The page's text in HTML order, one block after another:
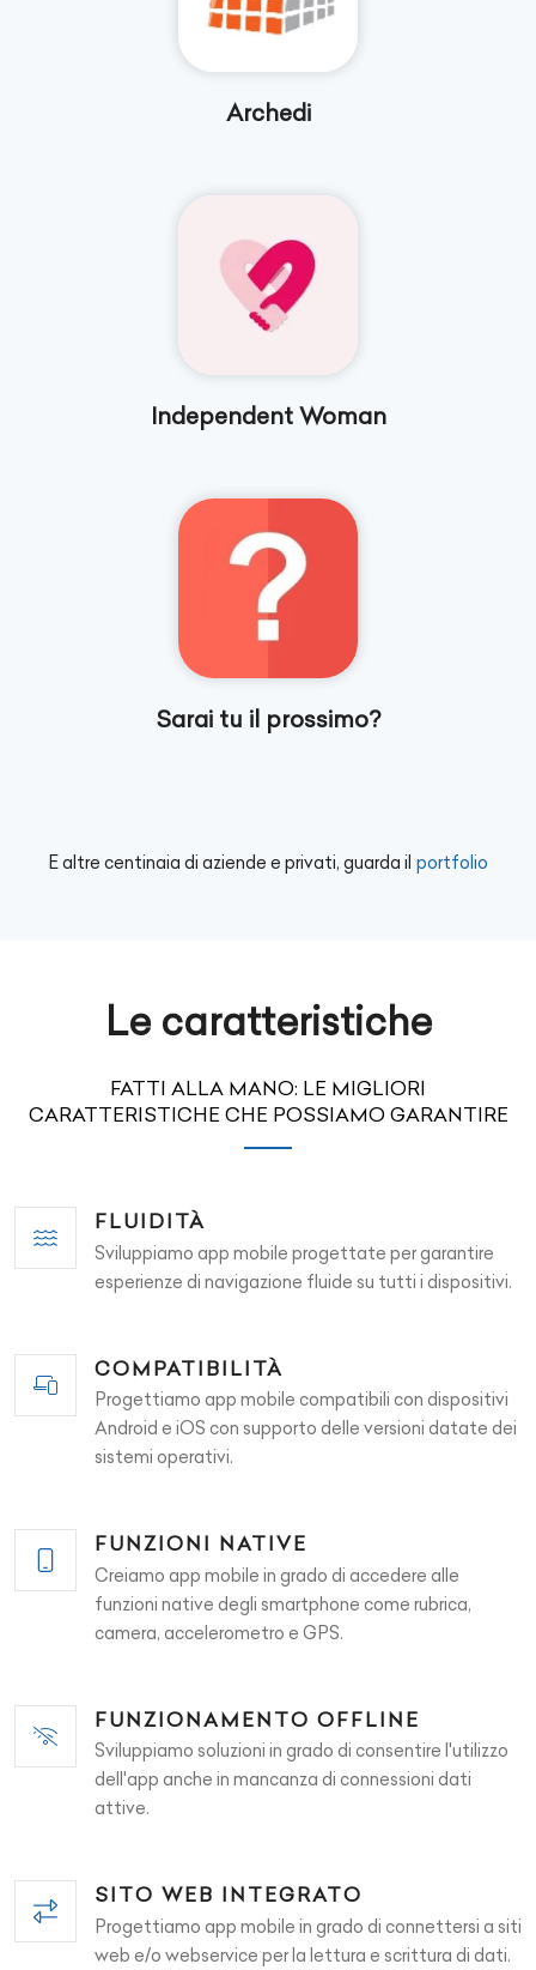
Archedi
Independent Woman
Sarai tu il prossimo?
E altre centinaia di aziende e privati, guarda il portfolio
Le caratteristiche
FATTI ALLA MANO: LE MIGLIORI
CARATTERISTICHE CHE POSSIAMO GARANTIRE
FLUIDITÀ
Sviluppiamo app mobile progettate per garantire
esperienze di navigazione fluide su tutti i dispositivi.
COMPATIBILITÀ
Progettiamo app mobile compatibili con dispositivi
Android e iOS con supporto delle versioni datate dei
sistemi operativi.
FUNZIONI NATIVE
Creiamo app mobile in grado di accedere alle
funzioni native degli smartphone come rubrica,
camera, accelerometro e GPS.
FUNZIONAMENTO OFFLINE
Sviluppiamo soluzioni in grado di consentire l'utilizzo
dell'app anche in mancanza di connessioni dati
attive.
SITO WEB INTEGRATO
Progettiamo app mobile in grado di connettersi a siti
web e/o webservice per la lettura e scrittura di dati.